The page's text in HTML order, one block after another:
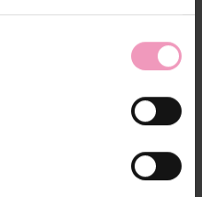
op milde wijze,
te verstoren. Aloë vera
zachtheid en
zich net zo goed
te combineren
de subtiele geur van